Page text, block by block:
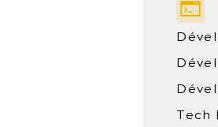
Tech